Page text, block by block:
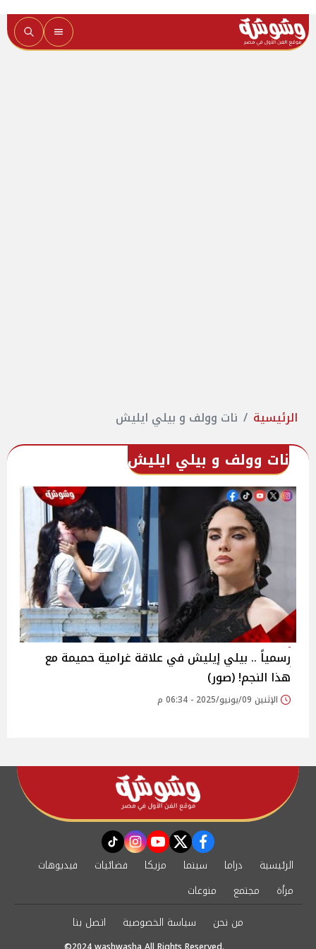
الرئيسية نات وولف و بيلي ايليش
نات وولف و بيلي ايليش
رسمياً .. بيلي إيليش في علاقة غرامية حميمة مع
هذا النجم! (صور)
الإثنين 09/يونيو/2025 - 06:34 م
facebook
twitter
youtube
instagram
tiktok
الرئيسية دراما سينما مزيكا فضائيات
فيديوهات
مرأة
مجتمع
منوعات
من نحن
سياسة الخصوصية اتصل بنا